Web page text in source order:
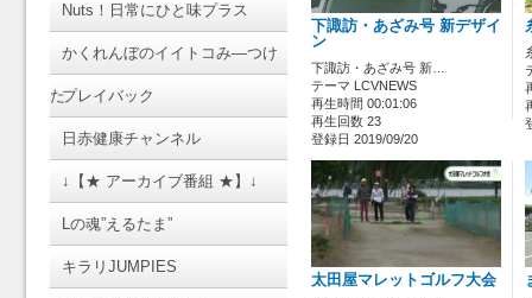
Nuts！日常にひと味プラス
かくれんぼのイイトコみ―つけ
たプレイバック
日赤健康チャンネル
↓【★ アーカイブ番組 ★】↓
Lの魂”えるたま”
キラリJUMPIES
下諏訪・あざみ号 新デザイ
ン
下諏訪・あざみ号 新…
テーマ LCVNEWS
再生時間 00:01:06
再生回数 23
登録日 2019/09/20
太田屋マレットゴルフ大会